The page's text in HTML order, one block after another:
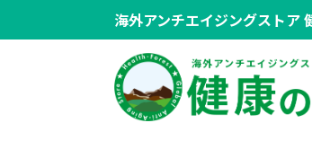
海外アンチエイジングストア